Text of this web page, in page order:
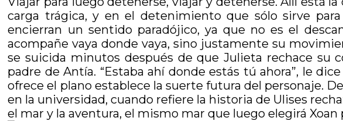
carga trágica, y en el detenimiento que sólo sirve
encierran un sentido paradójico, ya que no es el
acompañe vaya donde vaya, sino justamente su
se suicida minutos después de que Julieta rechace su
padre de Antía. “Estaba ahí donde estás tú ahora”, le
ofrece el plano establece la suerte futura del personaje.
en la universidad, cuando refiere la historia de Ulises
el mar y la aventura, el mismo mar que luego elegirá